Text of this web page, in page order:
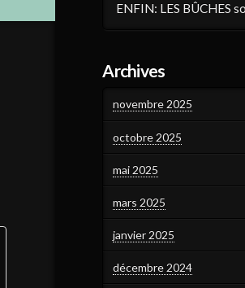
ENFIN: LES BÛCHES
Archives
novembre 2025
octobre 2025
mai 2025
mars 2025
janvier 2025
décembre 2024